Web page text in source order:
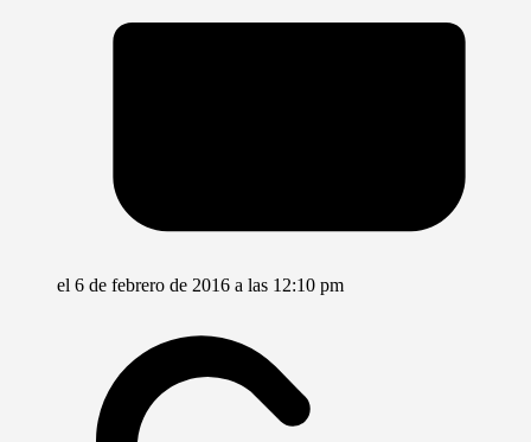
el 6 de febrero de 2016 a las 12:10 pm